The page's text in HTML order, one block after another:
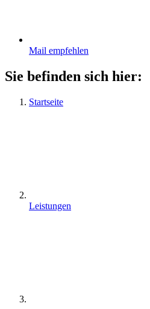
Mail empfehlen
Sie befinden sich hier:
Startseite
Leistungen